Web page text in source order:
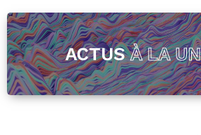
ACTUSÀ LA